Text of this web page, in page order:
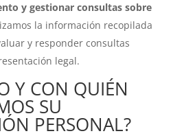
y gestionar consultas sobre
la información recopilada
y responder consultas
legal.
Y CON QUIÉN
SU
PERSONAL?